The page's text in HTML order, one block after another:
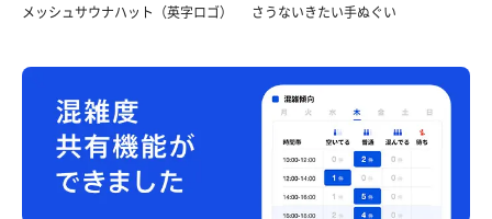
メッシュサウナハット（英字ロゴ） さうないきたい手ぬぐい